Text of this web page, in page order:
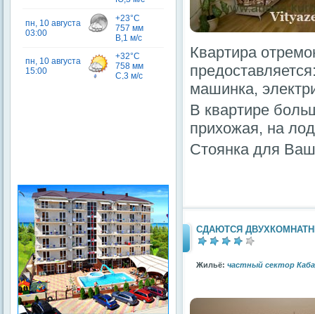
Квартира
машинка,
В квартире
прихожая, на
Стоянка для
СДАЮТСЯ
Жильё: частный сектор